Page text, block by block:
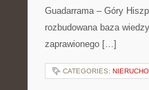
Guadarrama – Góry
rozbudowana baza
zaprawionego […]
CATEGORIES: